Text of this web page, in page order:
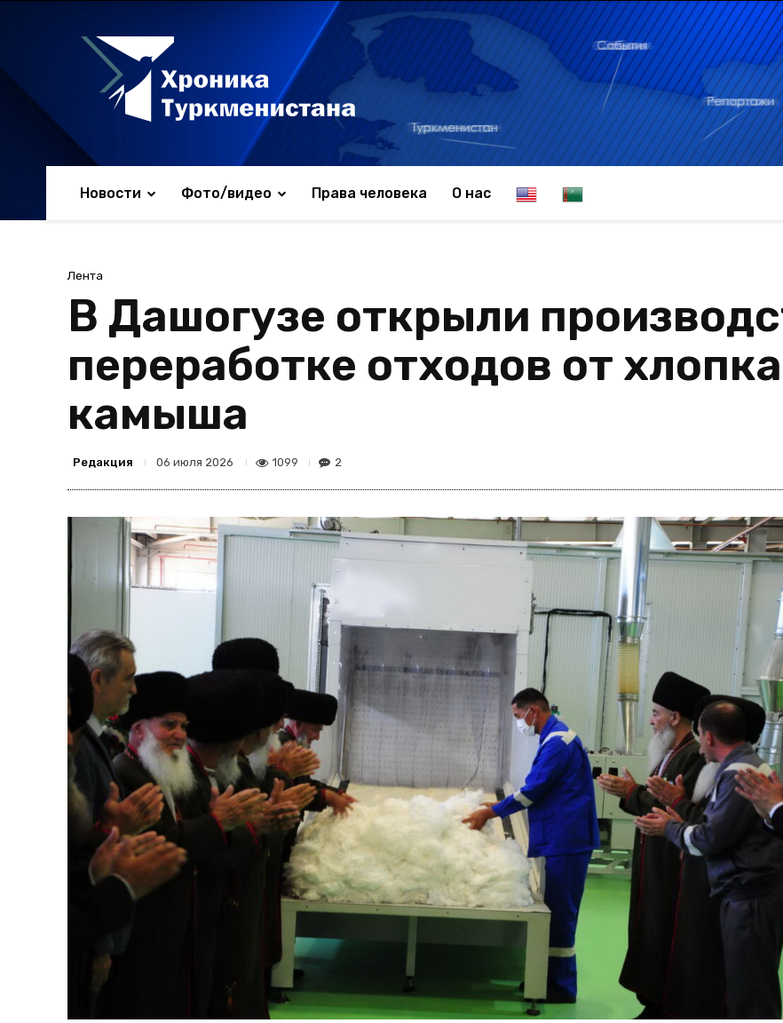
Новости Фото/видео Права человека О нас E
l
h
T
k
n
Лента
В Дашогузе открыли
переработке отходов от
камыша
Редакция 06 июля 2026 1099 2